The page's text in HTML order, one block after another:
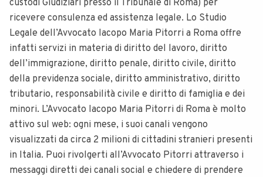
custodi Giudiziari presso il Tribunale di Roma) per
ricevere consulenza ed assistenza legale. Lo Studio
Legale dell’Avvocato Iacopo Maria Pitorri a Roma offre
infatti servizi in materia di diritto del lavoro, diritto
dell’immigrazione, diritto penale, diritto civile, diritto
della previdenza sociale, diritto amministrativo, diritto
tributario, responsabilità civile e diritto di famiglia e dei
minori. L’Avvocato Iacopo Maria Pitorri di Roma è molto
attivo sul web: ogni mese, i suoi canali vengono
visualizzati da circa 2 milioni di cittadini stranieri presenti
in Italia. Puoi rivolgerti all’Avvocato Pitorri attraverso i
messaggi diretti dei canali social e chiedere di prendere